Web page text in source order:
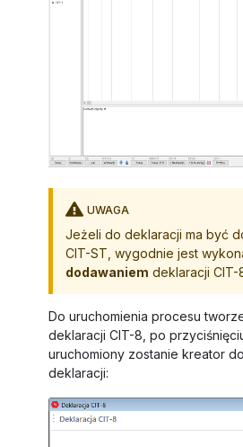
UWAGA
Jeżeli do deklaracji ma być
CIT-ST, wygodnie jest
dodawaniem deklaracji CIT-
Do uruchomienia procesu
deklaracji CIT-8, po
uruchomiony zostanie kreator
deklaracji: